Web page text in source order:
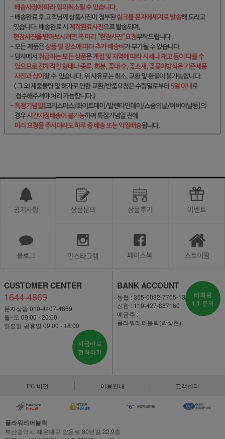
CUSTOMER CENTER
1644-4869
문자상담 010-4407-4869
월~토 09:00 - 20:00
일요일·공휴일 09:00 - 18:00
지금바로
전화하기
BANK ACCOUNT
농협 : 355-0032-7705-13
신한 : 110-427-887160
예금주 :
플라워리퍼블릭(박상현)
비회원
1:1 문의
PC 버전 이용안내 고객센터
플라워리퍼블릭
부산광역시 해운대구 양운로 80번길 22,9층